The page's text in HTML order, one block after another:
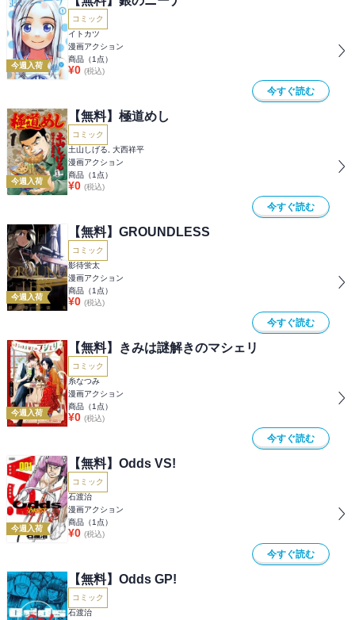
今週入荷
コミック
イトカツ
漫画アクション
商品（1 点）
¥0 (税込)
今すぐ読む
今週入荷
【無料】極道めし
コミック
土山しげる, 大西祥平
漫画アクション
商品（1 点）
¥0 (税込)
今すぐ読む
今週入荷
【無料】GROUNDLESS
コミック
影待蛍太
漫画アクション
商品（1 点）
¥0 (税込)
今すぐ読む
今週入荷
【無料】きみは謎解きのマシェリ
コミック
糸なつみ
漫画アクション
商品（1 点）
¥0 (税込)
今すぐ読む
今週入荷
【無料】Odds VS!
コミック
石渡治
漫画アクション
商品（1 点）
¥0 (税込)
今すぐ読む
【無料】Odds GP!
コミック
石渡治